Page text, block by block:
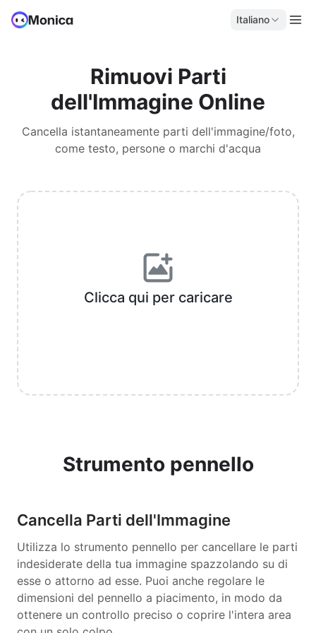
Italiano
Rimuovi Parti
dell'Immagine Online
Cancella istantaneamente parti dell'immagine/foto,
come testo, persone o marchi d'acqua
Clicca qui per caricare
Strumento pennello
Cancella Parti dell'Immagine
Utilizza lo strumento pennello per cancellare le parti
indesiderate della tua immagine spazzolando su di
esse o attorno ad esse. Puoi anche regolare le
dimensioni del pennello a piacimento, in modo da
ottenere un controllo preciso o coprire l'intera area